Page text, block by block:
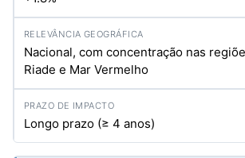
Nacional, com concentração nas
Riade e Mar Vermelho
Longo prazo (≥ 4 anos)